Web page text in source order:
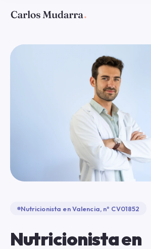
Nutricionista en Valencia, nº CV01852
Nutricionista en